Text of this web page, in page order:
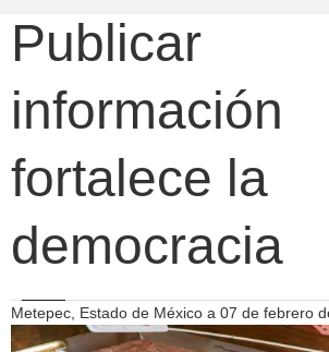
Publicar
información
fortalece la
democracia
Metepec, Estado de México a 07 de febrero